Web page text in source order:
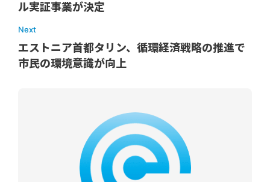
ル実証事業が決定
Next
エストニア首都タリン、循環経済戦略の推進で
市民の環境意識が向上